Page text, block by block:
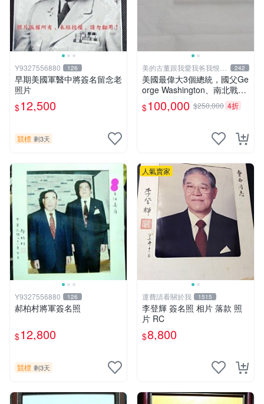
Y9327556880 126
早期美國軍醫中將簽名留念老
照片
$12,500
競標 剩3天
美的古董跟我愛我爸我恨壞
人
242
美國最偉大3個總統，國父Ge
orge Washington、南北戰爭
Abraham Lincoln、世界大戰
Franklin D. Roosevelt限量簽
$100,000 $250,000 4折
Y9327556880 126
郝柏村將軍簽名照
$12,800
競標 剩3天
人氣賣家
運費請看關於我 1515
李登輝 簽名照 相片 落款 照
片 RC
$8,800